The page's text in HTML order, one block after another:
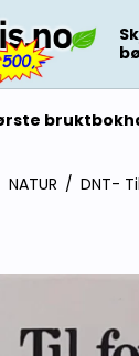
NATUR / DNT-